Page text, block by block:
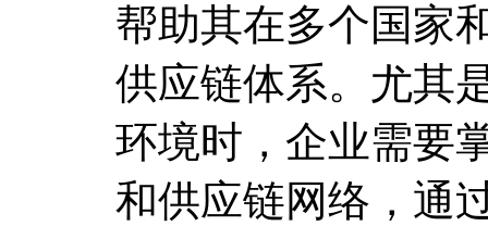
帮助其在多个国家
供应链体系。尤其
环境时，企业需要
和供应链网络，通